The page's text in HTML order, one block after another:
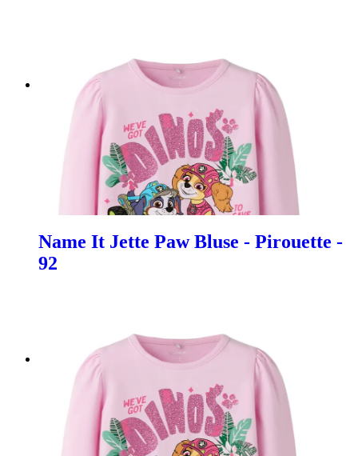
Name It Jette Paw Bluse - Pirouette -
92